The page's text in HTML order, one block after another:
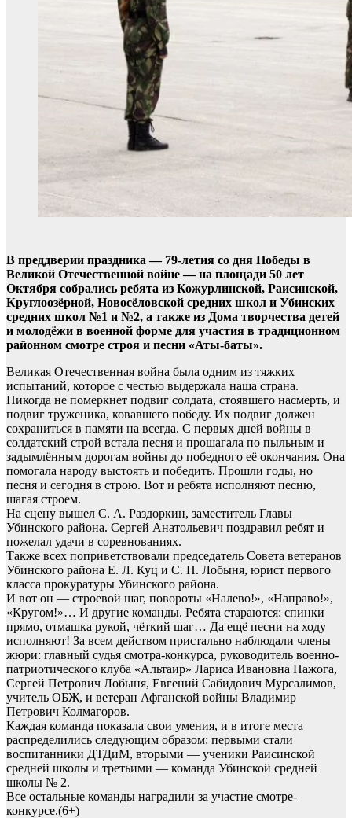
В преддверии праздника — 79-летия со дня Победы в
Великой Отечественной войне — на площади 50 лет
Октября собрались ребята из Кожурлинской, Раисинской,
Круглоозёрной, Новосёловской средних школ и Убинских
средних школ №1 и №2, а также из Дома творчества детей
и молодёжи в военной форме для участия в традиционном
районном смотре строя и песни «Аты-баты».
Великая Отечественная война была одним из тяжких
испытаний, которое с честью выдержала наша страна.
Никогда не померкнет подвиг солдата, стоявшего насмерть, и
подвиг труженика, ковавшего победу. Их подвиг должен
сохраниться в памяти на всегда. С первых дней войны в
солдатский строй встала песня и прошагала по пыльным и
задымлённым дорогам войны до победного её окончания. Она
помогала народу выстоять и победить. Прошли годы, но
песня и сегодня в строю. Вот и ребята исполняют песню,
шагая строем.
На сцену вышел С. А. Раздоркин, заместитель Главы
Убинского района. Сергей Анатольевич поздравил ребят и
пожелал удачи в соревнованиях.
Также всех поприветствовали председатель Совета ветеранов
Убинского района Е. Л. Куц и С. П. Лобыня, юрист первого
класса прокуратуры Убинского района.
И вот он — строевой шаг, повороты «Налево!», «Направо!»,
«Кругом!»… И другие команды. Ребята стараются: спинки
прямо, отмашка рукой, чёткий шаг… Да ещё песни на ходу
исполняют! За всем действом пристально наблюдали члены
жюри: главный судья смотра-конкурса, руководитель военно-
патриотического клуба «Альтаир» Лариса Ивановна Пажога,
Сергей Петрович Лобыня, Евгений Сабидович Мурсалимов,
учитель ОБЖ, и ветеран Афганской войны Владимир
Петрович Колмагоров.
Каждая команда показала свои умения, и в итоге места
распределились следующим образом: первыми стали
воспитанники ДТДиМ, вторыми — ученики Раисинской
средней школы и третьими — команда Убинской средней
школы № 2.
Все остальные команды наградили за участие смотре-
конкурсе.(6+)